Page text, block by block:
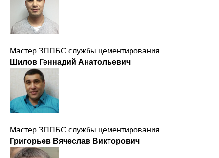
Мастер ЗППБС службы цементирования
Шилов Геннадий Анатольевич
Мастер ЗППБС службы цементирования
Григорьев Вячеслав Викторович